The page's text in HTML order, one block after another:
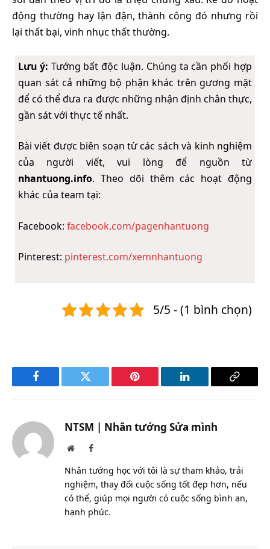
động thường hay lận đận, thành công đó nhưng rồi
lại thất bại, vinh nhục thất thường.
Lưu ý: Tướng bất độc luận. Chúng ta cần phối hợp
quan sát cả những bộ phận khác trên gương mặt
để có thể đưa ra được những nhận định chân thực,
gần sát với thực tế nhất.
Bài viết được biên soạn từ các sách và kinh nghiệm
của người viết, vui lòng để nguồn từ
nhantuong.info. Theo dõi thêm các hoạt động
khác của team tại:
Facebook: facebook.com/pagenhantuong
Pinterest: pinterest.com/xemnhantuong
5/5 - (1 bình chọn)
Facebook Twitter Pinterest LinkedIn
Copy
NTSM | Nhân tướng Sửa mình
WebsiteFacebook
Nhân tướng học với tôi là sự tham khảo, trải
nghiệm, thay đổi cuộc sống tốt đẹp hơn, nếu
có thể, giúp mọi người có cuộc sống bình an,
hạnh phúc.